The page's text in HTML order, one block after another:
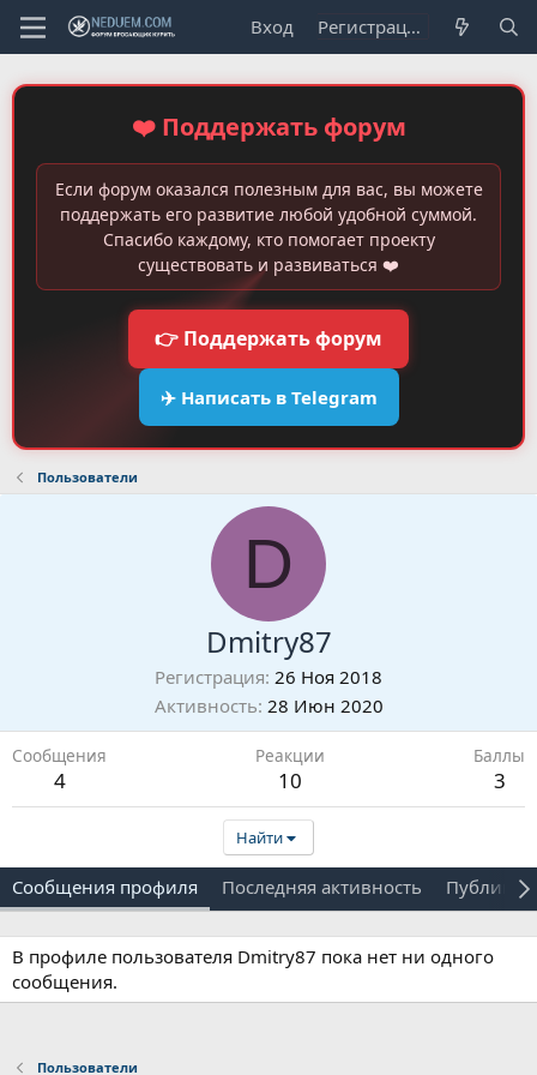
Вход Регистрация
❤️ Поддержать форум
Если форум оказался полезным для вас, вы можете
поддержать его развитие любой удобной суммой.
Спасибо каждому, кто помогает проекту
существовать и развиваться ❤️
👉 Поддержать форум
✈️ Написать в Telegram
Пользователи
D
Dmitry87
Регистрация 26 Ноя 2018
Активность 28 Июн 2020
Сообщения
4
Реакции
10
Баллы
3
Найти
Сообщения профиля Последняя активность
В профиле пользователя Dmitry87 пока нет ни одного
сообщения.
Пользователи